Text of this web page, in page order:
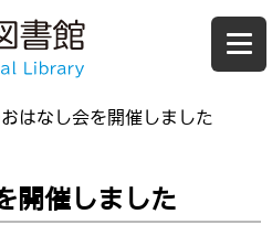
はなし会を開催しました
開催しました